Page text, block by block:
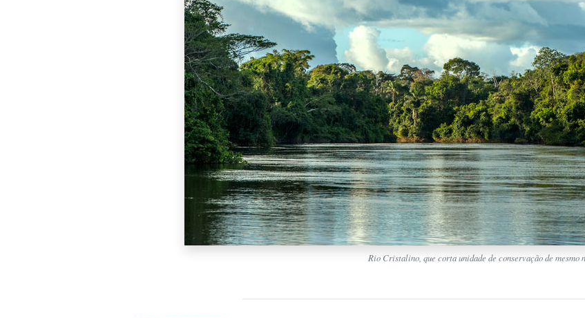
Rio Cristalino, que corta unidade de conservação de